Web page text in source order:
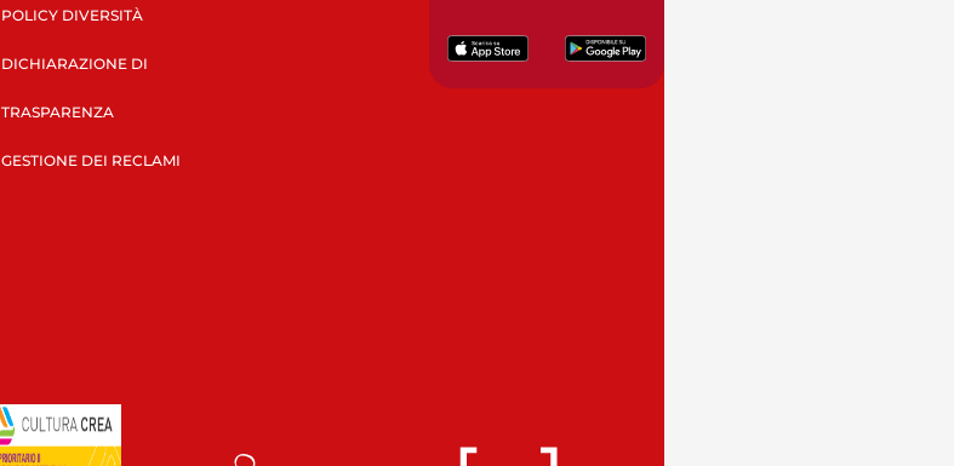
POLICY DIVERSITÀ
DICHIARAZIONE DI
TRASPARENZA
GESTIONE DEI RECLAMI